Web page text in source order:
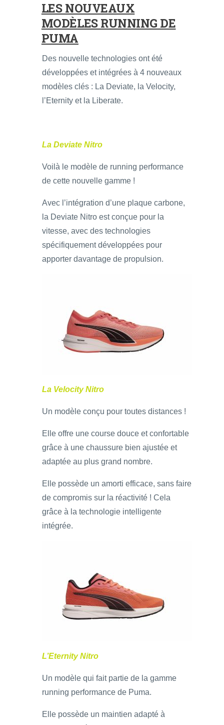
LES NOUVEAUX
MODÈLES RUNNING DE
PUMA
Des nouvelle technologies ont été
développées et intégrées à 4 nouveaux
modèles clés : La Deviate, la Velocity,
l’Eternity et la Liberate.
La Deviate Nitro
Voilà le modèle de running performance
de cette nouvelle gamme !
Avec l’intégration d’une plaque carbone,
la Deviate Nitro est conçue pour la
vitesse, avec des technologies
spécifiquement développées pour
apporter davantage de propulsion.
La Velocity Nitro
Un modèle conçu pour toutes distances !
Elle offre une course douce et confortable
grâce à une chaussure bien ajustée et
adaptée au plus grand nombre.
Elle possède un amorti efficace, sans faire
de compromis sur la réactivité ! Cela
grâce à la technologie intelligente
intégrée.
L’Eternity Nitro
Un modèle qui fait partie de la gamme
running performance de Puma.
Elle possède un maintien adapté à